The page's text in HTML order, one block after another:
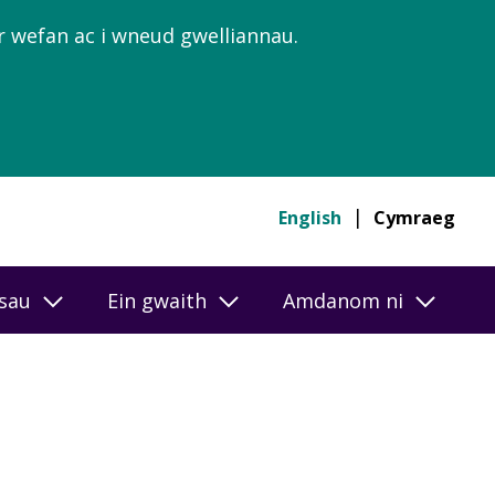
wefan ac i wneud gwelliannau.
English Cymraeg
Ein gwaith Amdanom ni